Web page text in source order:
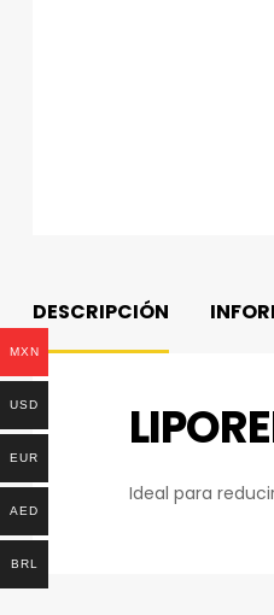
DESCRIPCIÓN
Ideal para
MXN
USD
EUR
AED
BRL